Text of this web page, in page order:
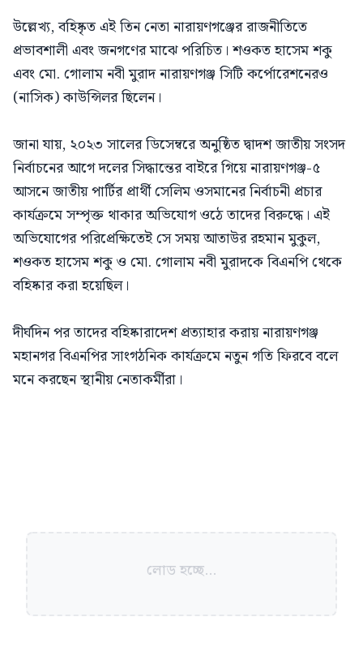
উল্লেখ্য, বহিষ্কৃত এই তিন নেতা নারায়ণগঞ্জের রাজনীতিতে
প্রভাবশালী এবং জনগণের মাঝে পরিচিত। শওকত হাসেম শকু
এবং মো. গোলাম নবী মুরাদ নারায়ণগঞ্জ সিটি কর্পোরেশনেরও
(নাসিক) কাউন্সিলর ছিলেন।
জানা যায়, ২০২৩ সালের ডিসেম্বরে অনুষ্ঠিত দ্বাদশ জাতীয় সংসদ
নির্বাচনের আগে দলের সিদ্ধান্তের বাইরে গিয়ে নারায়ণগঞ্জ-৫
আসনে জাতীয় পার্টির প্রার্থী সেলিম ওসমানের নির্বাচনী প্রচার
কার্যক্রমে সম্পৃক্ত থাকার অভিযোগ ওঠে তাদের বিরুদ্ধে। এই
অভিযোগের পরিপ্রেক্ষিতেই সে সময় আতাউর রহমান মুকুল,
শওকত হাসেম শকু ও মো. গোলাম নবী মুরাদকে বিএনপি থেকে
বহিষ্কার করা হয়েছিল।
দীর্ঘদিন পর তাদের বহিষ্কারাদেশ প্রত্যাহার করায় নারায়ণগঞ্জ
মহানগর বিএনপির সাংগঠনিক কার্যক্রমে নতুন গতি ফিরবে বলে
মনে করছেন স্থানীয় নেতাকর্মীরা।
লোড হচ্ছে...